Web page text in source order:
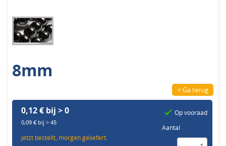
8mm
< Ga terug
0,12 € bij > 0
0,09 € bij > 45
Jetzt bestellt, morgen geliefert.
Op vooraad
Aantal